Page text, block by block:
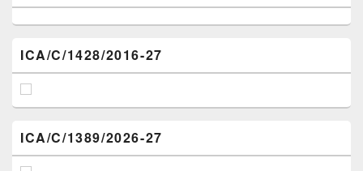
ICA/C/1428/2016-27
ICA/C/1389/2026-27